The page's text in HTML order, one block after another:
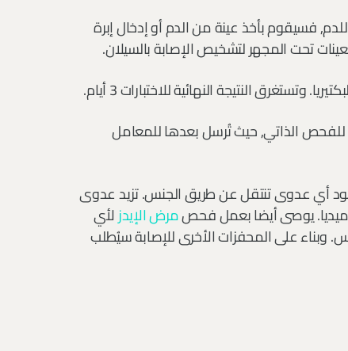
فسيقوم بأخذ عينة من الدم أو إدخال إبرة
تحت المجهر لتشخيص الإصابة بالسيلان.
النتيجة النهائية للاختبارات 3 أيام.
للفحص الذاتي, حيث تُرسل بعدها للمعامل
أي عدوى تنتقل عن طريق الجنس. تزيد عدوى
يوصى أيضا بعمل فحصمرض الإيدزلأي
على المحفزات الأخرى للإصابة سيُطلب